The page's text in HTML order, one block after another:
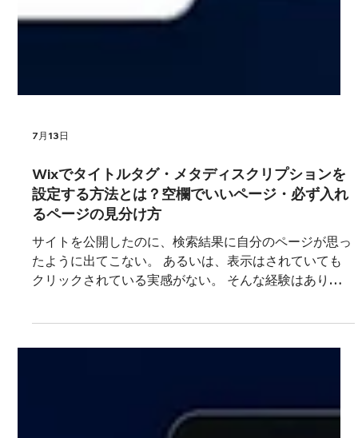
7月13日
Wixでタイトルタグ・メタディスクリプションを
設定する方法とは？空欄でいいページ・必ず入れ
るページの見分け方
「見出し」と「説明文」にあたり、ユーザーがそのペー
ジを開くかどうかを判断する最初の材料になります。